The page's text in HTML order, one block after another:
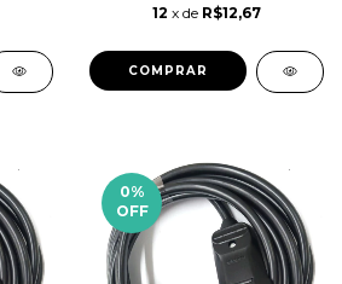
12 x de R$12,67
0%
OFF